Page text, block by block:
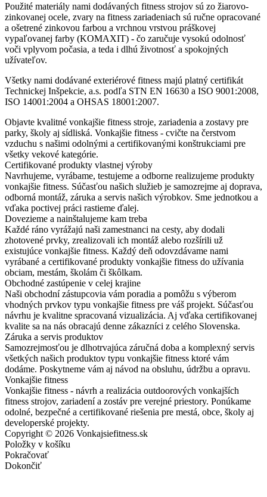
Použité materiály nami dodávaných fitness strojov sú zo žiarovo-
zinkovanej ocele, zvary na fitness zariadeniach sú ručne opracované
a ošetrené zinkovou farbou a vrchnou vrstvou práškovej
vypaľovanej farby (KOMAXIT) - čo zaručuje vysokú odolnosť
voči vplyvom počasia, a teda i dlhú životnosť a spokojných
užívateľov.
Všetky nami dodávané exteriérové fitness majú platný certifikát
Technickej Inšpekcie, a.s. podľa STN EN 16630 a ISO 9001:2008,
ISO 14001:2004 a OHSAS 18001:2007.
Objavte kvalitné vonkajšie fitness stroje, zariadenia a zostavy pre
parky, školy aj sídliská. Vonkajšie fitness - cvičte na čerstvom
vzduchu s našimi odolnými a certifikovanými konštrukciami pre
všetky vekové kategórie.
Certifikované produkty vlastnej výroby
Navrhujeme, vyrábame, testujeme a odborne realizujeme produkty
vonkajšie fitness. Súčasťou našich služieb je samozrejme aj doprava,
odborná montáž, záruka a servis našich výrobkov. Sme jednotkou a
vďaka poctivej práci rastieme ďalej.
Dovezieme a nainštalujeme kam treba
Každé ráno vyrážajú naši zamestnanci na cesty, aby dodali
zhotovené prvky, zrealizovali ich montáž alebo rozšírili už
existujúce vonkajšie fitness. Každý deň odovzdávame nami
vyrábané a certifikované produkty vonkajšie fitness do užívania
obciam, mestám, školám či škôlkam.
Obchodné zastúpenie v celej krajine
Naši obchodní zástupcovia vám poradia a pomôžu s výberom
vhodných prvkov typu vonkajšie fitness pre váš projekt. Súčasťou
návrhu je kvalitne spracovaná vizualizácia. Aj vďaka certifikovanej
kvalite sa na nás obracajú denne zákazníci z celého Slovenska.
Záruka a servis produktov
Samozrejmosťou je dlhotrvajúca záručná doba a komplexný servis
všetkých našich produktov typu vonkajšie fitness ktoré vám
dodáme. Poskytneme vám aj návod na obsluhu, údržbu a opravu.
Vonkajšie fitness
Vonkajšie fitness - návrh a realizácia outdoorových vonkajších
fitness strojov, zariadení a zostáv pre verejné priestory. Ponúkame
odolné, bezpečné a certifikované riešenia pre mestá, obce, školy aj
developerské projekty.
Copyright © 2026 Vonkajsiefitness.sk
Položky v košíku
Pokračovať
Dokončiť